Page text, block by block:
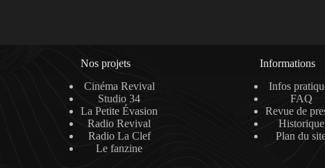
Nos projets
Cinéma Revival
Studio 34
La Petite Évasion
Radio Revival
Radio La Clef
Le fanzine
Informations
Infos
FAQ
Revue de
Historique
Plan du